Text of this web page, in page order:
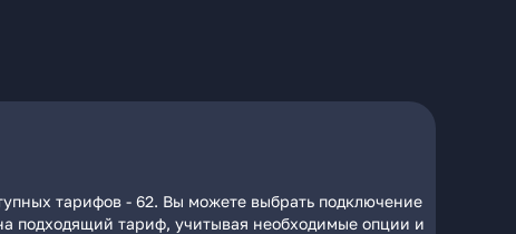
тарифов - 62. Вы можете выбрать подключение
подходящий тариф, учитывая необходимые опции и